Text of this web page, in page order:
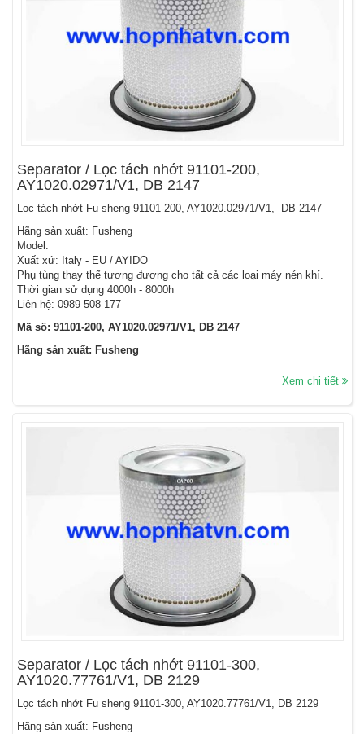
Separator / Lọc tách nhớt 91101-200,
AY1020.02971/V1, DB 2147
Lọc tách nhớt Fu sheng 91101-200, AY1020.02971/V1, DB 2147
Hãng sản xuất: Fusheng
Model:
Xuất xứ: Italy - EU / AYIDO
Phụ tùng thay thế tương đương cho tất cả các loại máy nén khí.
Thời gian sử dụng 4000h - 8000h
Liên hệ: 0989 508 177
Mã số: 91101-200, AY1020.02971/V1, DB 2147
Hãng sản xuất: Fusheng
Xem chi tiết
Separator / Lọc tách nhớt 91101-300,
AY1020.77761/V1, DB 2129
Lọc tách nhớt Fu sheng 91101-300, AY1020.77761/V1, DB 2129
Hãng sản xuất: Fusheng